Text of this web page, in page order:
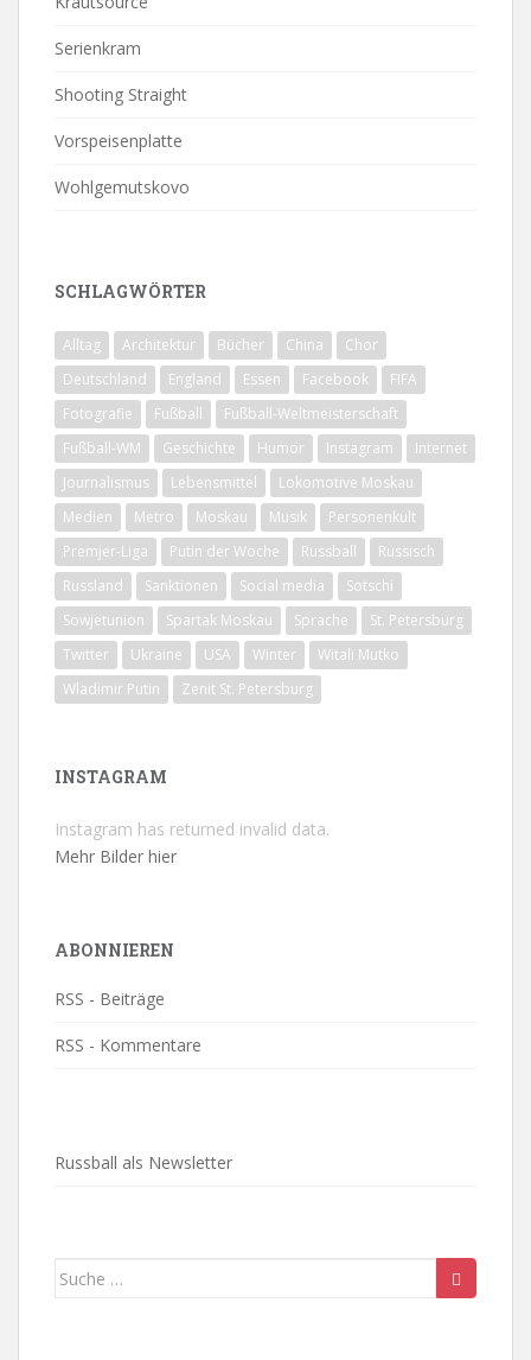
Serienkram
Shooting Straight
Vorspeisenplatte
Wohlgemutskovo
SCHLAGWÖRTER
Alltag Architektur Bücher China
Chor
Deutschland
England Essen Facebook
FIFA
Fotografie
Fußball
Fußball-Weltmeisterschaft
Fußball-WM
Geschichte Humor Instagram
Internet
Journalismus
Lebensmittel
Lokomotive Moskau
Medien
Metro Moskau Musik
Personenkult
Premjer-Liga
Putin der Woche Russball
Russisch
Russland
Sanktionen Social media
Sotschi
Sowjetunion
Spartak Moskau Sprache
St. Petersburg
Twitter
Ukraine USA Winter
Witali Mutko
Wladimir Putin
Zenit St. Petersburg
INSTAGRAM
Instagram has returned invalid data.
Mehr Bilder hier
ABONNIEREN
RSS - Beiträge
RSS - Kommentare
Russball als Newsletter
Suche